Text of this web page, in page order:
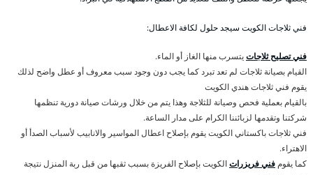
فني ثلاجات الكويت سيجد حلول لكافة الاعطال:
فني تصليح ثلاجاتيتسرب منها الغاز أو الماء.
القيام بصيانة ثلاجات لم تعد تبرد كما يجب دون وجود سبب معروف أو عطل واضح لذلك
يقوم فني ثلاجات هندي الكويت
بالقيام بعملية فحص وصيانة للثلاجة وهذا يتم من خلال ورشات صيانة دورية تنظمها
شركتنا وتقدمها لزبائننا الكرام على مدار الساعة.
فني ثلاجات باكستاني الكويت يقوم بإصلاح اعطال المواسير والانابيب لأسباب الصدأ أو
الاهتراء.
كما يقوم فني فريزراتالكويت بإصلاح الفريزة بسبب ثقبها من قبل ربة المنزل نتيجة